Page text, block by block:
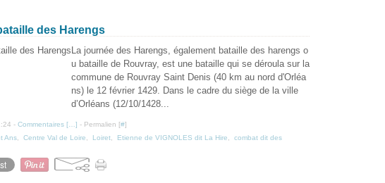
des Harengs
La journée des Harengs, également bataille des harengs o
u bataille de Rouvray, est une bataille qui se déroula sur la
commune de Rouvray Saint Denis (40 km au nord d'Orléa
ns) le 12 février 1429. Dans le cadre du siège de la ville
d’Orléans (12/10/1428...
- Commentaires [ ] - Permalien [#]
Ans Centre Val de Loire Loiret Etienne de VIGNOLES dit La Hire
combat dit des